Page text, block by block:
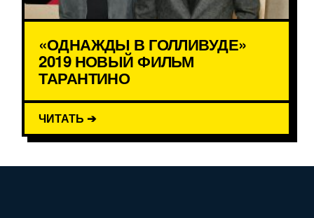
«ОДНАЖДЫ В ГОЛЛИВУДЕ»
2019 НОВЫЙ ФИЛЬМ
ТАРАНТИНО
ЧИТАТЬ ➔